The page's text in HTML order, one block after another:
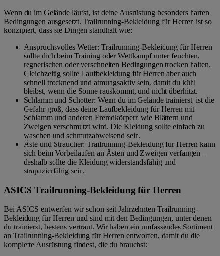
Wenn du im Gelände läufst, ist deine Ausrüstung besonders harten
Bedingungen ausgesetzt. Trailrunning-Bekleidung für Herren ist so
konzipiert, dass sie Dingen standhält wie:
Anspruchsvolles Wetter: Trailrunning-Bekleidung für Herren
sollte dich beim Training oder Wettkampf unter feuchten,
regnerischen oder verschneiten Bedingungen trocken halten.
Gleichzeitig sollte Laufbekleidung für Herren aber auch
schnell trocknend und atmungsaktiv sein, damit du kühl
bleibst, wenn die Sonne rauskommt, und nicht überhitzt.
Schlamm und Schotter: Wenn du im Gelände trainierst, ist die
Gefahr groß, dass deine Laufbekleidung für Herren mit
Schlamm und anderen Fremdkörpern wie Blättern und
Zweigen verschmutzt wird. Die Kleidung sollte einfach zu
waschen und schmutzabweisend sein.
Äste und Sträucher: Trailrunning-Bekleidung für Herren kann
sich beim Vorbeilaufen an Ästen und Zweigen verfangen –
deshalb sollte die Kleidung widerstandsfähig und
strapazierfähig sein.
ASICS Trailrunning-Bekleidung für Herren
Bei ASICS entwerfen wir schon seit Jahrzehnten Trailrunning-
Bekleidung für Herren und sind mit den Bedingungen, unter denen
du trainierst, bestens vertraut. Wir haben ein umfassendes Sortiment
an Trailrunning-Bekleidung für Herren entworfen, damit du die
komplette Ausrüstung findest, die du brauchst: